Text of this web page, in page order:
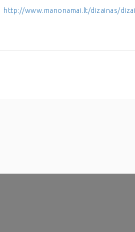
http://www.manonamai.lt/dizainas/